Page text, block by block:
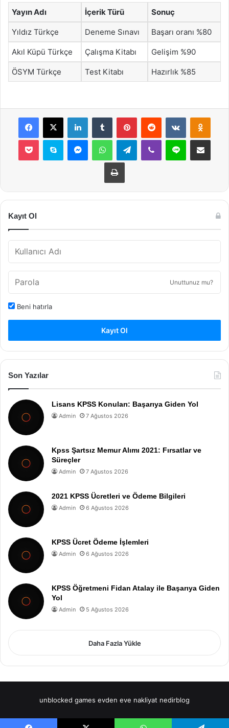
Yayın Adı İçerik Türü Sonuç
Yıldız Türkçe Deneme Sınavı Başarı oranı %80
Akıl Küpü Türkçe Çalışma Kitabı Gelişim %90
ÖSYM Türkçe Test Kitabı Hazırlık %85
Facebook
X LinkedInTumblr PinterestReddit VKontakte
Pocket Skype MessengerWhatsAppTelegramViber Line E-Posta ile
Yazdır
Kayıt Ol
Unuttunuz mu?
Beni hatırla
Kayıt Ol
Son Yazılar
Lisans KPSS Konuları: Başarıya Giden Yol
Admin 7 Ağustos 2026
Kpss Şartsız Memur Alımı 2021: Fırsatlar ve
Süreçler
Admin 7 Ağustos 2026
2021 KPSS Ücretleri ve Ödeme Bilgileri
Admin 6 Ağustos 2026
KPSS Ücret Ödeme İşlemleri
Admin 6 Ağustos 2026
KPSS Öğretmeni Fidan Atalay ile Başarıya Giden
Yol
Admin 5 Ağustos 2026
Daha Fazla Yükle
unblocked games evden eve nakliyat nedirblog